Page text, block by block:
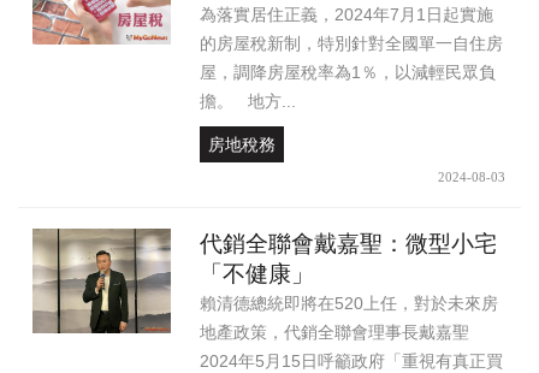
為落實居住正義，2024年7月1日起實施
的房屋稅新制，特別針對全國單一自住房
屋，調降房屋稅率為1％，以減輕民眾負
擔。 地方...
房地稅務
2024-08-03
代銷全聯會戴嘉聖：微型小宅
「不健康」
賴清德總統即將在520上任，對於未來房
地產政策，代銷全聯會理事長戴嘉聖
2024年5月15日呼籲政府「重視有真正買